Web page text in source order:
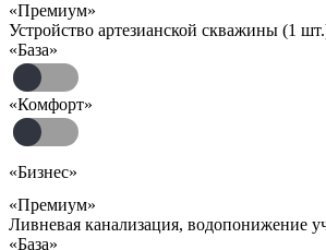
«Премиум»
Устройство артезианской скважины (1
«База»
«Комфорт»
«Бизнес»
«Премиум»
Ливневая канализация, водопонижение
«База»